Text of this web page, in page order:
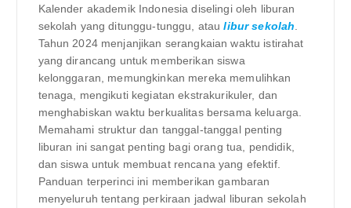
Kalender akademik Indonesia diselingi oleh liburan
sekolah yang ditunggu-tunggu, ataulibur sekolah
Tahun 2024 menjanjikan serangkaian waktu istirahat
yang dirancang untuk memberikan siswa
kelonggaran, memungkinkan mereka memulihkan
tenaga, mengikuti kegiatan ekstrakurikuler, dan
menghabiskan waktu berkualitas bersama keluarga.
Memahami struktur dan tanggal-tanggal penting
liburan ini sangat penting bagi orang tua, pendidik,
dan siswa untuk membuat rencana yang efektif.
Panduan terperinci ini memberikan gambaran
menyeluruh tentang perkiraan jadwal liburan sekolah